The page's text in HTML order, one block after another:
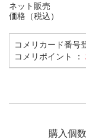
ネット販売
価格（税込）
コメリカード番号
コメリポイント ：
購入個数